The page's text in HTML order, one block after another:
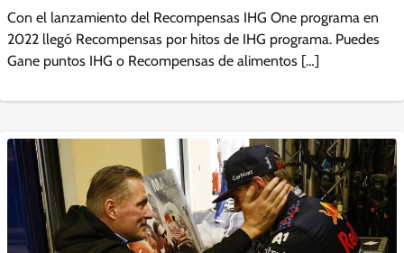
Con el lanzamiento del Recompensas IHG One programa en
2022 llegó Recompensas por hitos de IHG programa. Puedes
Gane puntos IHG o Recompensas de alimentos […]